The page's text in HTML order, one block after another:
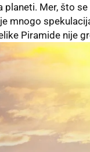
Mer, što
mnogo
Piramide nije